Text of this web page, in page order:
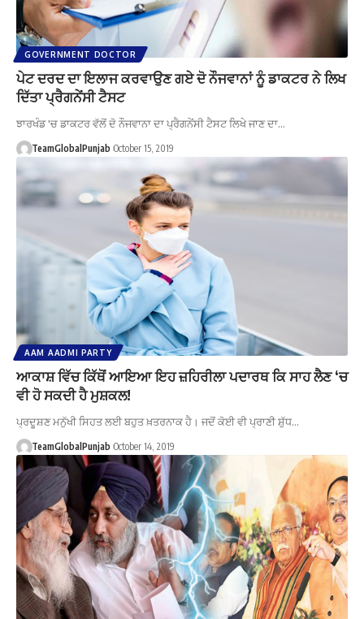
GOVERNMENT DOCTOR
ਪੇਟ ਦਰਦ ਦਾ ਇਲਾਜ ਕਰਵਾਉਣ ਗਏ ਦੋ ਨੌਜਵਾਨਾਂ ਨੂੰ ਡਾਕਟਰ ਨੇ ਲਿਖ
ਦਿੱਤਾ ਪ੍ਰੈਗਨੇਂਸੀ ਟੈਸਟ
ਝਾਰਖੰਡ 'ਚ ਡਾਕਟਰ ਵੱਲੋਂ ਦੋ ਨੌਜਵਾਨਾ ਦਾ ਪ੍ਰੈਗਨੇਂਸੀ ਟੈਸਟ ਲਿਖੇ ਜਾਣ ਦਾ…
TeamGlobalPunjab October 15, 2019
AAM AADMI PARTY
ਆਕਾਸ਼ ਵਿੱਚ ਕਿੱਥੋਂ ਆਇਆ ਇਹ ਜ਼ਹਿਰੀਲਾ ਪਦਾਰਥ ਕਿ ਸਾਹ ਲੈਣ ‘ਚ
ਵੀ ਹੋ ਸਕਦੀ ਹੈ ਮੁਸ਼ਕਲ!
ਪ੍ਰਦੂਸ਼ਣ ਮਨੁੱਖੀ ਸਿਹਤ ਲਈ ਬਹੁਤ ਖ਼ਤਰਨਾਕ ਹੈ। ਜਦੋਂ ਕੋਈ ਵੀ ਪ੍ਰਾਣੀ ਸ਼ੁੱਧ…
TeamGlobalPunjab October 14, 2019